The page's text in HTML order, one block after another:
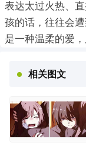
表达太过火热、
孩的话，往往会
是一种温柔的爱
相关图文